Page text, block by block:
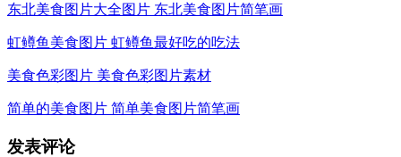
东北美食图片大全图片 东北美食图片简笔画
虹鳟鱼美食图片 虹鳟鱼最好吃的吃法
美食色彩图片 美食色彩图片素材
简单的美食图片 简单美食图片简笔画
发表评论